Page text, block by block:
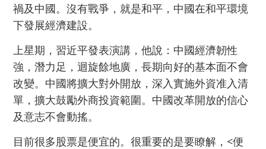
禍及中國。沒有戰爭，就是和平，中國在和平環境
下發展經濟建設。
上星期，習近平發表演講，他說：中國經濟韌性
強，潛力足，迴旋餘地廣，長期向好的基本面不會
改變。中國將擴大對外開放，深入實施外資准入清
單，擴大鼓勵外商投資範圍。中國改革開放的信心
及意志不會動搖。
目前很多股票是便宜的。很重要的是要瞭解，<便